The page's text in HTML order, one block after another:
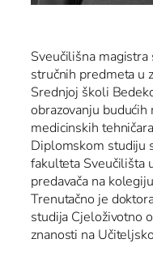
Sveučilišna magistra
stručnih predmeta u
Srednjoj školi
obrazovanju
medicinskih
Diplomskom studiju
fakulteta Sveučilišta
predavača na
Trenutačno je
studija Cjeloživotno
znanosti na